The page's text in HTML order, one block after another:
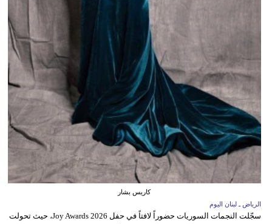
كاريس بشار
الرياض ـ لبنان اليوم
سجّلت النجمات السوريات حضوراً لافتاً في حفل Joy Awards 2026، حيث تحولت